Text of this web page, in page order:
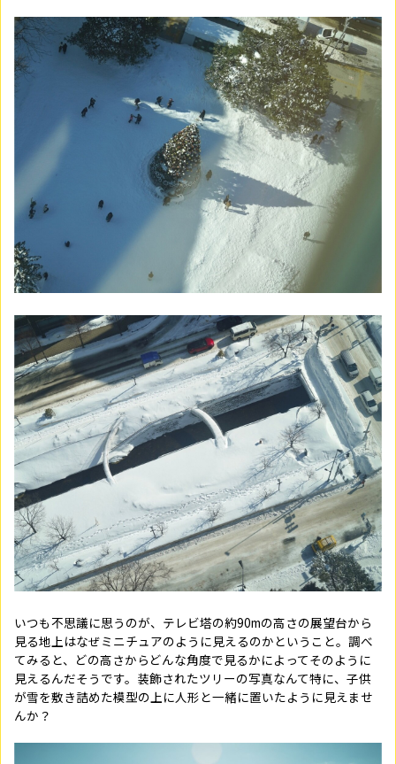
いつも不思議に思うのが、テレビ塔の約90mの高さの展望台から
見る地上はなぜミニチュアのように見えるのかということ。調べ
てみると、どの高さからどんな角度で見るかによってそのように
見えるんだそうです。装飾されたツリーの写真なんて特に、子供
が雪を敷き詰めた模型の上に人形と一緒に置いたように見えませ
んか？